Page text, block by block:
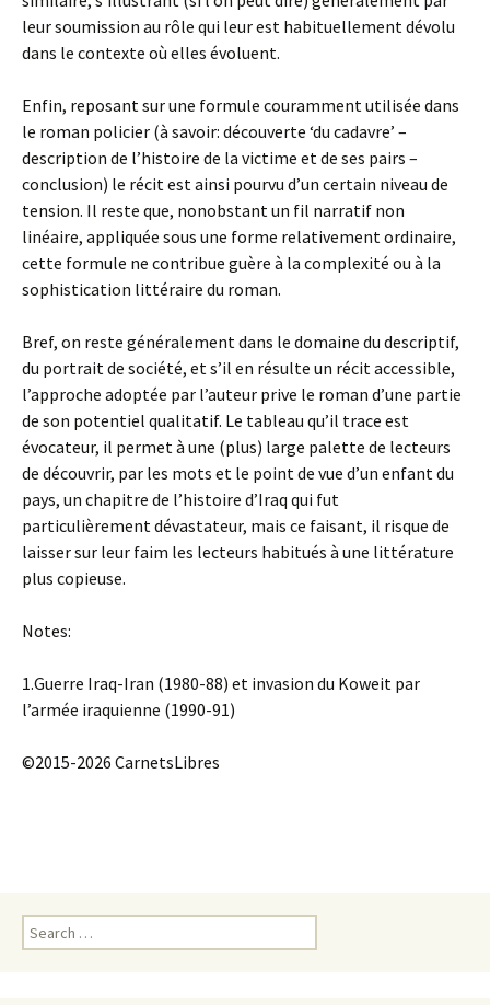
leur soumission au rôle qui leur est habituellement dévolu
dans le contexte où elles évoluent.
Enfin, reposant sur une formule couramment utilisée dans
le roman policier (à savoir: découverte ‘du cadavre’ –
description de l’histoire de la victime et de ses pairs –
conclusion) le récit est ainsi pourvu d’un certain niveau de
tension. Il reste que, nonobstant un fil narratif non
linéaire, appliquée sous une forme relativement ordinaire,
cette formule ne contribue guère à la complexité ou à la
sophistication littéraire du roman.
Bref, on reste généralement dans le domaine du descriptif,
du portrait de société, et s’il en résulte un récit accessible,
l’approche adoptée par l’auteur prive le roman d’une partie
de son potentiel qualitatif. Le tableau qu’il trace est
évocateur, il permet à une (plus) large palette de lecteurs
de découvrir, par les mots et le point de vue d’un enfant du
pays, un chapitre de l’histoire d’Iraq qui fut
particulièrement dévastateur, mais ce faisant, il risque de
laisser sur leur faim les lecteurs habitués à une littérature
plus copieuse.
Notes:
1.Guerre Iraq-Iran (1980-88) et invasion du Koweit par
l’armée iraquienne (1990-91)
©2015-2026 CarnetsLibres
Search
for: